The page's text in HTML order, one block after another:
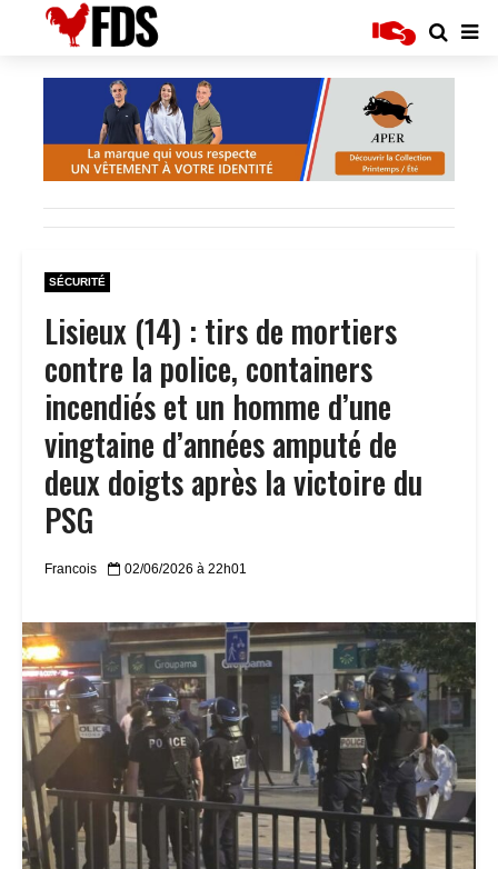
SÉCURITÉ
Lisieux (14) : tirs de mortiers
contre la police, containers
incendiés et un homme d’une
vingtaine d’années amputé de
deux doigts après la victoire du
PSG
Francois 02/06/2026 à 22h01